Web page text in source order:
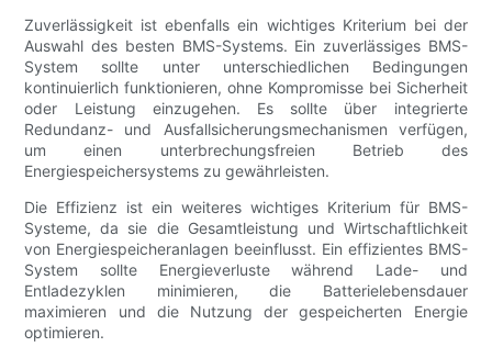
Zuverlässigkeit ist ebenfalls ein wichtiges Kriterium bei der
Auswahl des besten BMS-Systems. Ein zuverlässiges BMS-
System sollte unter unterschiedlichen Bedingungen
kontinuierlich funktionieren, ohne Kompromisse bei Sicherheit
oder Leistung einzugehen. Es sollte über integrierte
Redundanz- und Ausfallsicherungsmechanismen verfügen,
um einen unterbrechungsfreien Betrieb des
Energiespeichersystems zu gewährleisten.
Die Effizienz ist ein weiteres wichtiges Kriterium für BMS-
Systeme, da sie die Gesamtleistung und Wirtschaftlichkeit
von Energiespeicheranlagen beeinflusst. Ein effizientes BMS-
System sollte Energieverluste während Lade- und
Entladezyklen minimieren, die Batterielebensdauer
maximieren und die Nutzung der gespeicherten Energie
optimieren.